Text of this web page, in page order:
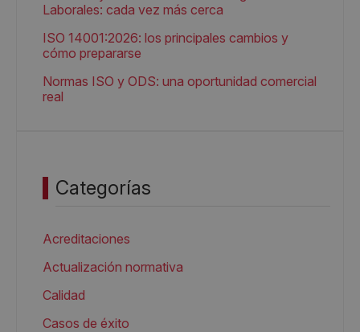
Laborales: cada vez más cerca
ISO 14001:2026: los principales cambios y
cómo prepararse
Normas ISO y ODS: una oportunidad comercial
real
Categorías
Acreditaciones
Actualización normativa
Calidad
Casos de éxito